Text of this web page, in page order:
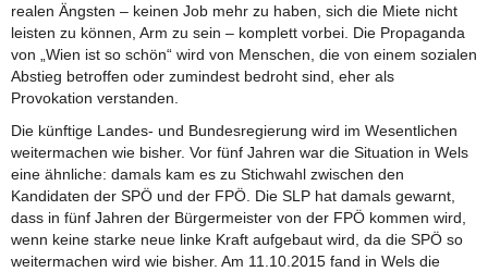
realen Ängsten – keinen Job mehr zu haben, sich die Miete nicht
leisten zu können, Arm zu sein – komplett vorbei. Die Propaganda
von „Wien ist so schön“ wird von Menschen, die von einem sozialen
Abstieg betroffen oder zumindest bedroht sind, eher als
Provokation verstanden.
Die künftige Landes- und Bundesregierung wird im Wesentlichen
weitermachen wie bisher. Vor fünf Jahren war die Situation in Wels
eine ähnliche: damals kam es zu Stichwahl zwischen den
Kandidaten der SPÖ und der FPÖ. Die SLP hat damals gewarnt,
dass in fünf Jahren der Bürgermeister von der FPÖ kommen wird,
wenn keine starke neue linke Kraft aufgebaut wird, da die SPÖ so
weitermachen wird wie bisher. Am 11.10.2015 fand in Wels die